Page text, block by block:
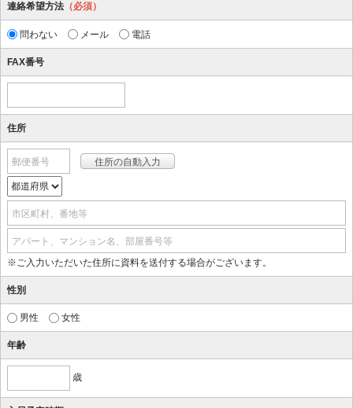
連絡希望方法 （必須）
問わない メール 電話
FAX番号
住所
郵便番号
市区町村、番地等
アパート、マンション名、部屋番号等
※ご入力いただいた住所に資料を送付する場合がございます。
性別
男性 女性
年齢
歳